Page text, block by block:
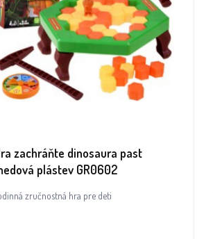
zachráňte dinosaura past
plástev GR0602
zručnostná hra pre deti